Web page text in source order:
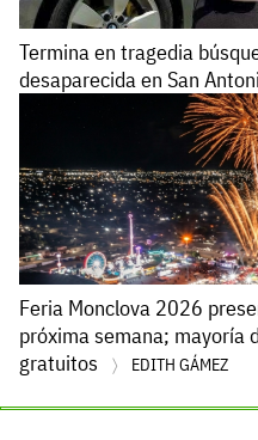
Termina en tragedia
desaparecida en San
Feria Monclova 2026
próxima semana; mayoría
gratuitos
EDITH GÁMEZ